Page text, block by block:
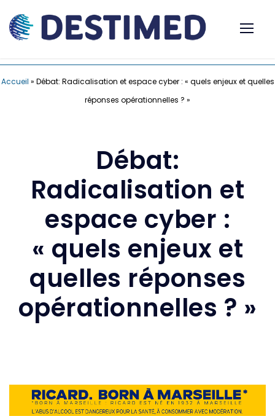
Accueil » Débat: Radicalisation et espace cyber : « quels enjeux et quelles
réponses opérationnelles ? »
Débat:
Radicalisation et
espace cyber :
« quels enjeux et
quelles réponses
opérationnelles ? »